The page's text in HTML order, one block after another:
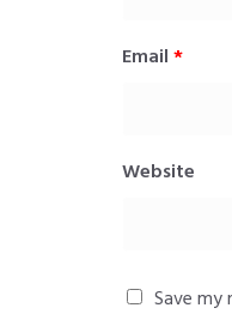
Email *
Website
Save